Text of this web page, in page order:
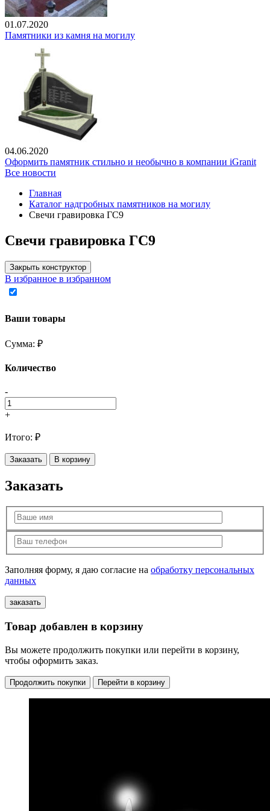
01.07.2020
Памятники из камня на могилу
04.06.2020
Оформить памятник стильно и необычно в компании iGranit
Все новости
Главная
Каталог надгробных памятников на могилу
Свечи гравировка ГС9
Свечи гравировка ГС9
Закрыть конструктор
В избранное в избранном
Ваши товары
Сумма: ₽
Количество
-
+
Итого: ₽
Заказать В корзину
Заказать
Заполняя форму, я даю согласие на обработку персональных
данных
Товар добавлен в корзину
Вы можете продолжить покупки или перейти в корзину,
чтобы оформить заказ.
Продолжить покупки Перейти в корзину